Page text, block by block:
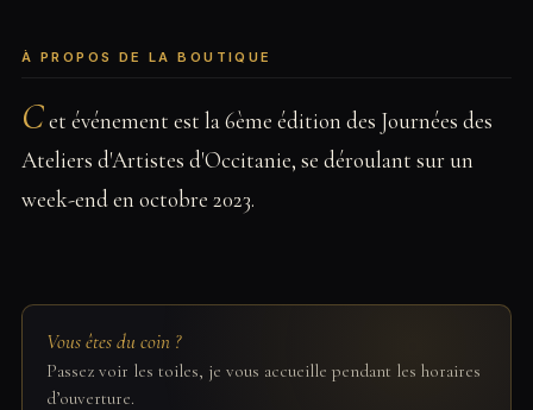
À PROPOS DE LA BOUTIQUE
Cet événement est la 6ème édition des Journées des
Ateliers d'Artistes d'Occitanie, se déroulant sur un
week-end en octobre 2023.
Vous êtes du coin ?
Passez voir les toiles, je vous accueille pendant les horaires
d’ouverture.